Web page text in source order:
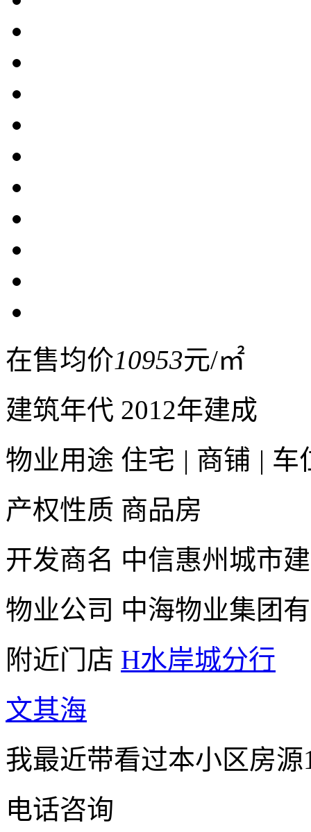
在售均价10953元/㎡
建筑年代 2012年建成
物业用途 住宅 | 商铺 | 车
产权性质 商品房
开发商名 中信惠州城市
物业公司 中海物业集团
附近门店 H水岸城分行
文其海
我最近带看过本小区房
电话咨询